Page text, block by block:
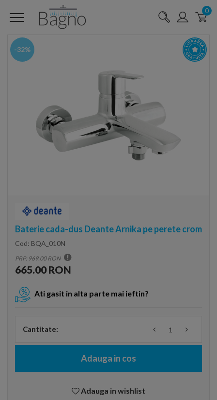
0
-32%
Baterie cada-dus Deante Arnika pe perete crom
Cod: BQA_010N
PRP: 969.00 RON
665.00 RON
Ati gasit in alta parte mai ieftin?
Cantitate:
Adauga in cos
Adauga in wishlist